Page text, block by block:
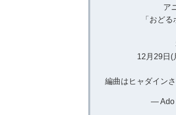
ア
「おど
12月29日(
編曲はヒャダイン
— Ado